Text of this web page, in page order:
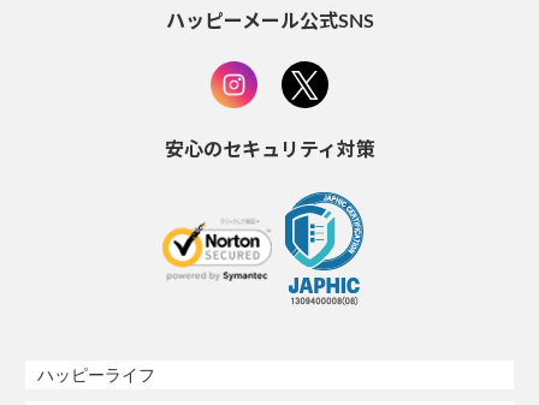
ハッピーメール公式SNS
安心のセキュリティ対策
ハッピーライフ